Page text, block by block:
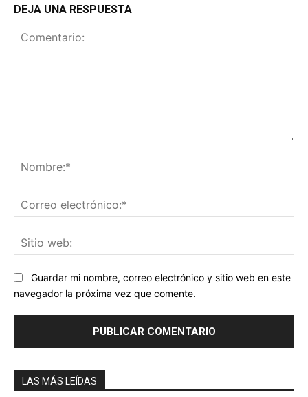
DEJA UNA RESPUESTA
Guardar mi nombre, correo electrónico y sitio web en este
navegador la próxima vez que comente.
LAS MÁS LEÍDAS